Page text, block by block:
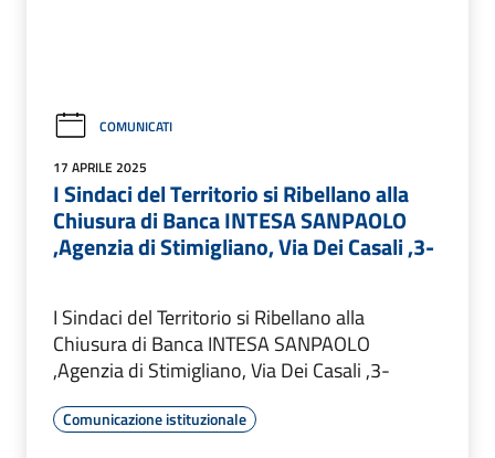
COMUNICATI
17 APRILE 2025
I Sindaci del Territorio si Ribellano alla
Chiusura di Banca INTESA SANPAOLO
,Agenzia di Stimigliano, Via Dei Casali ,3-
I Sindaci del Territorio si Ribellano alla
Chiusura di Banca INTESA SANPAOLO
,Agenzia di Stimigliano, Via Dei Casali ,3-
Comunicazione istituzionale